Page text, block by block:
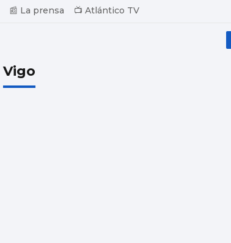
📰 La prensa 📺 Atlántico TV
Vigo